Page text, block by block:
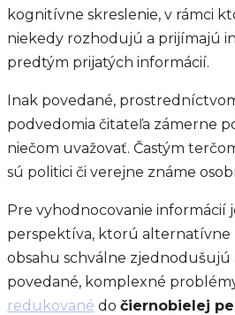
kognitívne skreslenie, v rámci
niekedy rozhodujú a prijímajú
predtým prijatých informácií.
Inak povedané,
podvedomia čitateľa zámerne
niečom uvažovať. Častým
sú politici či verejne známe
Pre vyhodnocovanie informácií
perspektíva, ktorú alternatívne
obsahu schválne zjednodušujú
povedané, komplexné
redukované do čiernobielej